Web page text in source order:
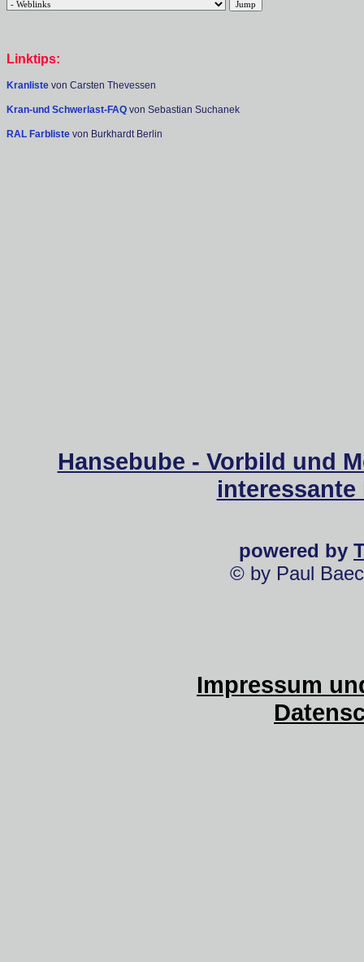
Linktips:
Kranliste von Carsten Thevessen
Kran-und Schwerlast-FAQ von Sebastian Suchanek
RAL Farbliste von Burkhardt Berlin
Hansebube - Vorbild und
powered by
© by Paul
Impressum